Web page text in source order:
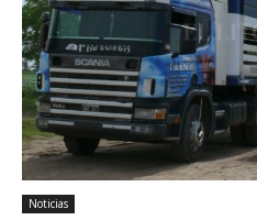
Noticias